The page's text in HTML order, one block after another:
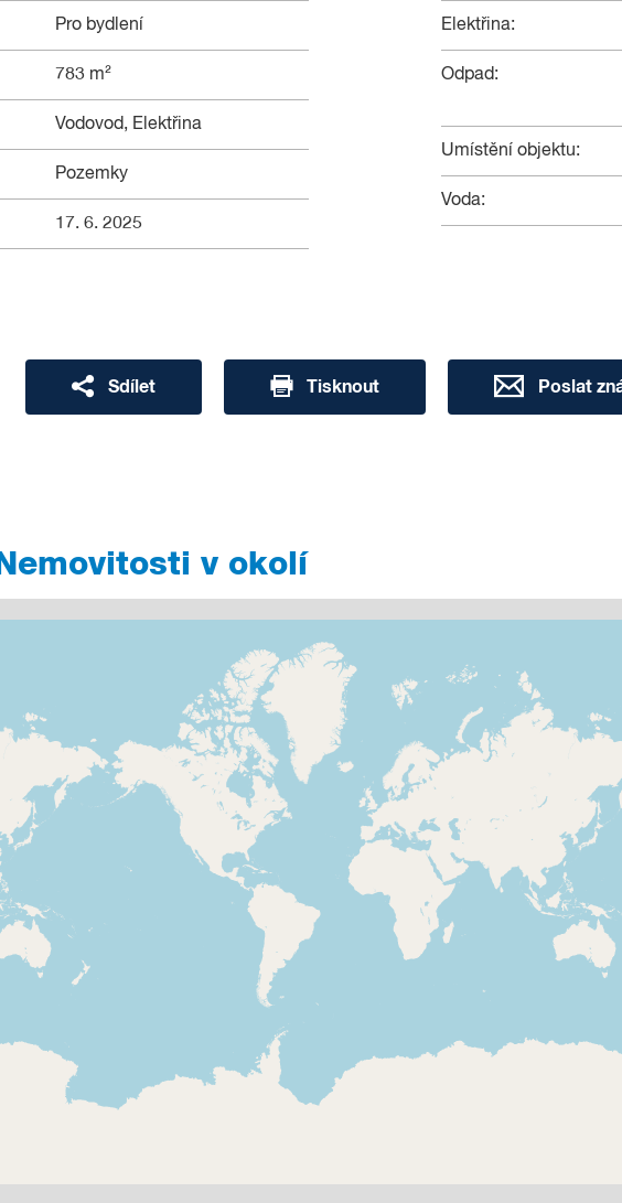
Pro bydlení
783 m²
Vodovod, Elektřina
Pozemky
17. 6. 2025
Elektřina:
Odpad:
Umístění objektu:
Voda:
Sdílet Tisknout Poslat
Nemovitosti v okolí